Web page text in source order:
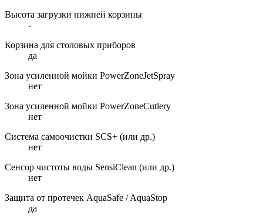
Высота загрузки нижней корзины
-
Корзина для столовых приборов
да
Зона усиленной мойки PowerZoneJetSpray
нет
Зона усиленной мойки PowerZoneCutlery
нет
Система самоочистки SCS+ (или др.)
нет
Сенсор чистоты воды SensiClean (или др.)
нет
Защита от протечек AquaSafe / AquaStop
да